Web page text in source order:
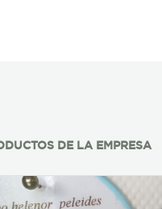
DE LA EMPRESA